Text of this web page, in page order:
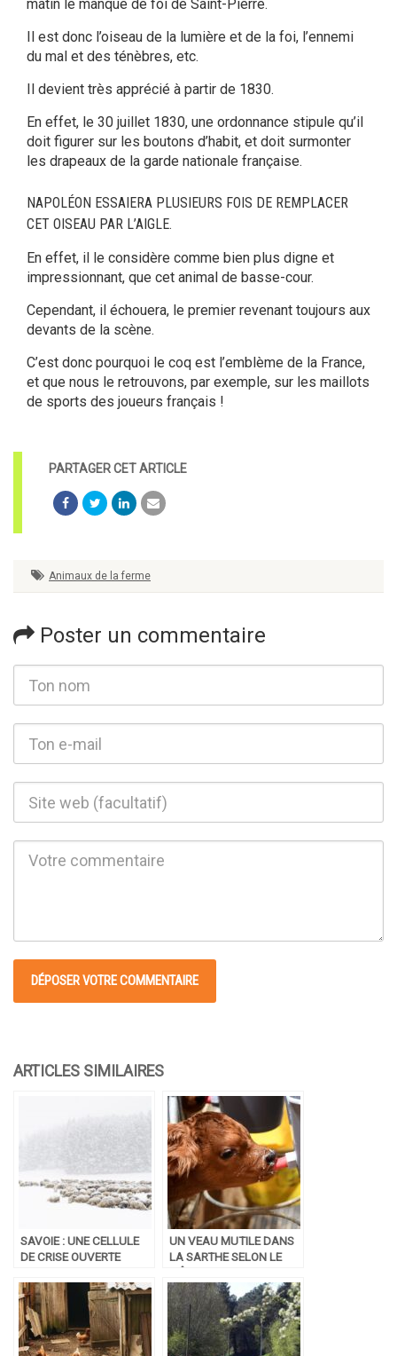
matin le manque de foi de Saint-Pierre.
Il est donc l’oiseau de la lumière et de la foi, l’ennemi
du mal et des ténèbres, etc.
Il devient très apprécié à partir de 1830.
En effet, le 30 juillet 1830, une ordonnance stipule qu’il
doit figurer sur les boutons d’habit, et doit surmonter
les drapeaux de la garde nationale française.
NAPOLÉON ESSAIERA PLUSIEURS FOIS DE REMPLACER
CET OISEAU PAR L’AIGLE.
En effet, il le considère comme bien plus digne et
impressionnant, que cet animal de basse-cour.
Cependant, il échouera, le premier revenant toujours aux
devants de la scène.
C’est donc pourquoi le coq est l’emblème de la France,
et que nous le retrouvons, par exemple, sur les maillots
de sports des joueurs français !
Animaux de la ferme
Poster un commentaire
SAVOIE : UNE CELLULE
DE CRISE OUVERTE
ÉVACUER PLUS DE 6000
ANIMAUX COINCÉS PAR
LA NEIGE
UN VEAU MUTILE DANS
LA SARTHE SELON LE
OPÉRATOIRE